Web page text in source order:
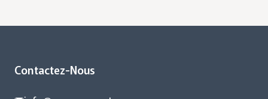
Contactez-Nous